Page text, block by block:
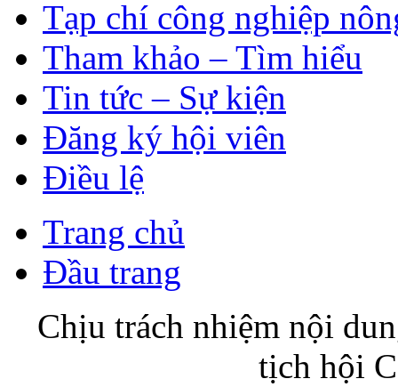
Tạp chí công nghiệp
Tham khảo – Tìm hiểu
Tin tức – Sự kiện
Đăng ký hội viên
Điều lệ
Trang chủ
Đầu trang
Chịu trách nhiệm nội
tịch hội